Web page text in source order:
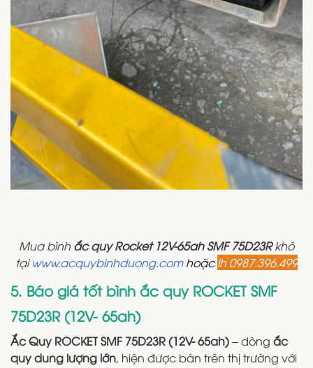
Mua bình ắc quy Rocket 12V-65ah SMF 75D23Rkhô
tạiwww.acquybinhduong.comhoặclh 0987.396.499
5. Báo giá tốt bình ắc quy ROCKET SMF
75D23R (12V- 65ah)
Ắc Quy ROCKET SMF 75D23R (12V- 65ah)– dòng ắc
quy dung lượng lớn, hiện được bán trên thị trường với